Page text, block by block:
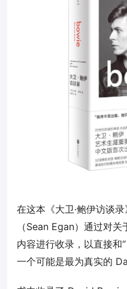
在这本《大卫·鲍伊访谈
（Sean Egan）通过对
内容进行收录，以直接和
一个可能是最为真实的